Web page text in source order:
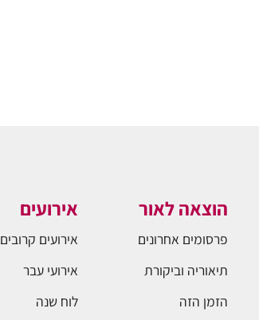
הוצאה לאור
פרסומים אחרונים
תיאוריה וביקורת
הזמן הזה
אירועים
אירועים קרובים
אירועי עבר
לוח שנה